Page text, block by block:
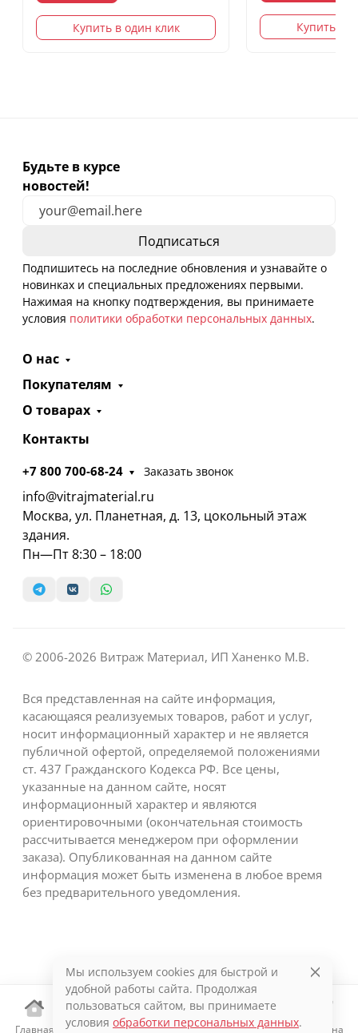
Главная Каталог Избранное Корзина
Купить в один клик Купить в
Будьте в курсе
новостей!
Подпишитесь на последние обновления и узнавайте о
новинках и специальных предложениях первыми.
Нажимая на кнопку подтверждения, вы принимаете
условия политики обработки персональных данных.
О нас
Покупателям
О товарах
Контакты
+7 800 700-68-24 Заказать звонок
info@vitrajmaterial.ru
Москва, ул. Планетная, д. 13, цокольный этаж
здания.
Пн—Пт 8:30 – 18:00
© 2006-2026 Витраж Материал, ИП Ханенко М.В.
Вся представленная на сайте информация,
касающаяся реализуемых товаров, работ и услуг,
носит информационный характер и не является
публичной офертой, определяемой положениями
ст. 437 Гражданского Кодекса РФ. Все цены,
указанные на данном сайте, носят
информационный характер и являются
ориентировочными (окончательная стоимость
рассчитывается менеджером при оформлении
заказа). Опубликованная на данном сайте
информация может быть изменена в любое время
без предварительного уведомления.
Мы используем cookies для быстрой и
удобной работы сайта. Продолжая
пользоваться сайтом, вы принимаете
условия обработки персональных данных.